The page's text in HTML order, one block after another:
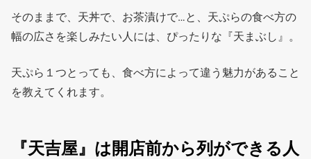
そのままで、天丼で、お茶漬けで…と、天ぷらの食べ方の
幅の広さを楽しみたい人には、ぴったりな『天まぶし』。
天ぷら１つとっても、食べ方によって違う魅力があること
を教えてくれます。
『天吉屋』は開店前から列ができる人